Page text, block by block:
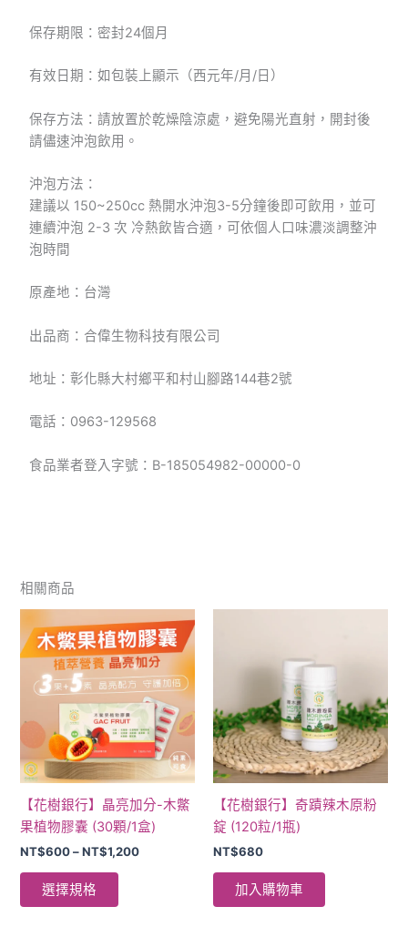
保存期限：密封24個月
有效日期：如包裝上顯示（西元年/月/日）
保存方法：請放置於乾燥陰涼處，避免陽光直射，開封後
請儘速沖泡飲用。
沖泡方法：
建議以 150~250cc 熱開水沖泡3-5分鐘後即可飲用，並可
連續沖泡 2-3 次 冷熱飲皆合適，可依個人口味濃淡調整沖
泡時間
原產地：台灣
出品商：合偉生物科技有限公司
地址：彰化縣大村鄉平和村山腳路144巷2號
電話：0963-129568
食品業者登入字號：B-185054982-00000-0
相關商品
【花樹銀行】晶亮加分-木鱉
果植物膠囊 (30顆/1盒)
NT$600 – NT$1,200
格
範
圍：
NT$600
到
NT$1,200
選擇規格
產
品
有
多
種
式。
在
產
品
面
【花樹銀行】奇蹟辣木原粉
錠 (120粒/1瓶)
NT$680
加入購物車